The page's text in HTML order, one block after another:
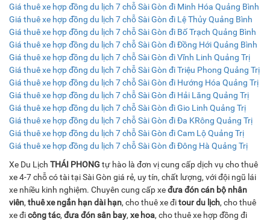
Giá thuê xe hợp đồng du lịch 7 chỗ Sài Gòn đi Minh Hóa Quảng Bình
Giá thuê xe hợp đồng du lịch 7 chỗ Sài Gòn đi Lệ Thủy Quảng Bình
Giá thuê xe hợp đồng du lịch 7 chỗ Sài Gòn đi Bố Trạch Quảng Bình
Giá thuê xe hợp đồng du lịch 7 chỗ Sài Gòn đi Đồng Hới Quảng Bình
Giá thuê xe hợp đồng du lịch 7 chỗ Sài Gòn đi Vĩnh Linh Quảng Trị
Giá thuê xe hợp đồng du lịch 7 chỗ Sài Gòn đi Triệu Phong Quảng Trị
Giá thuê xe hợp đồng du lịch 7 chỗ Sài Gòn đi Hướng Hóa Quảng Trị
Giá thuê xe hợp đồng du lịch 7 chỗ Sài Gòn đi Hải Lăng Quảng Trị
Giá thuê xe hợp đồng du lịch 7 chỗ Sài Gòn đi Gio Linh Quảng Trị
Giá thuê xe hợp đồng du lịch 7 chỗ Sài Gòn đi Đa KRông Quảng Trị
Giá thuê xe hợp đồng du lịch 7 chỗ Sài Gòn đi Cam Lộ Quảng Trị
Giá thuê xe hợp đồng du lịch 7 chỗ Sài Gòn đi Đông Hà Quảng Trị
Xe Du Lịch THÁI PHONG tự hào là đơn vị cung cấp dịch vụ cho thuê
xe 4-7 chỗ có tài tại Sài Gòn giá rẻ, uy tín, chất lượng, với đội ngũ lái
xe nhiều kinh nghiệm. Chuyên cung cấp xeđưa đón cán bộ nhân
viên, thuê xe ngắn hạn dài hạn, cho thuê xe đitour du lịch, cho thuê
xe đicông tác, đưa đón sân bay, xe hoa, cho thuê xe hợp đồng đi